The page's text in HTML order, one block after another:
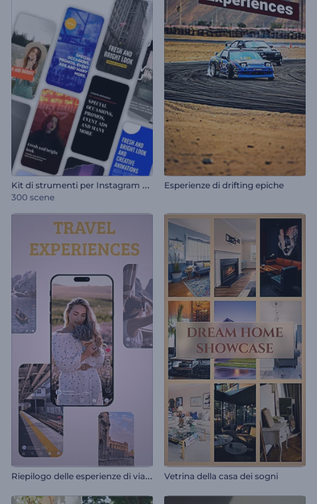
K
it di strumenti per Instagram Reel
300 scene
Esperienze di drifting epiche
R
iepilogo delle esperienze di viaggio Vetrina della casa dei sogni